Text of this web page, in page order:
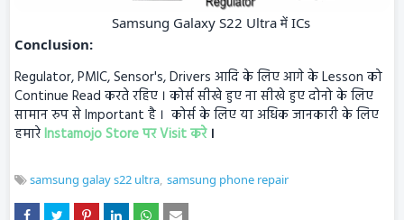
Samsung Galaxy S22 Ultra में ICs
Conclusion:
Regulator, PMIC, Sensor's, Drivers आदि के लिए आगे के Lesson को
Continue Read करते रहिए । कोर्स सीखे हुए ना सीखे हुए दोनो के लिए
सामान रुप से Important है । कोर्स के लिए या अधिक जानकारी के लिए
हमारेInstamojo Store पर Visit करे ।
samsung galay s22 ultra samsung phone repair